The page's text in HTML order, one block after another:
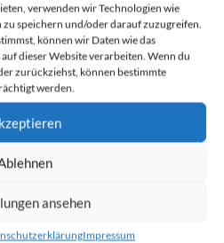
verwenden wir Technologien wie
speichern und/oder darauf zuzugreifen.
können wir Daten wie das
dieser Website verarbeiten. Wenn du
zurückziehst, können bestimmte
werden.
ansehen
Impressum